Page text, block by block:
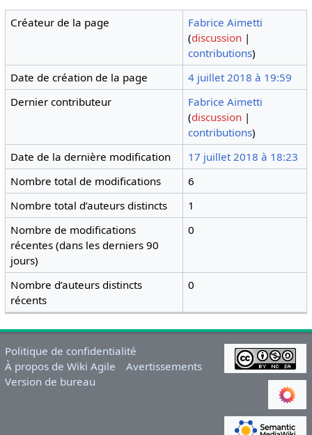
Créateur de la page
Fabrice Aimetti
(discussion |
contributions)
Date de création de la page
4 juillet 2018 à 19:59
Dernier contributeur
Fabrice Aimetti
(discussion |
contributions)
Date de la dernière modification
17 juillet 2018 à 18:23
Nombre total de modifications
6
Nombre total d’auteurs distincts
1
Nombre de modifications
récentes (dans les derniers 90
jours)
0
Nombre d’auteurs distincts
récents
0
Politique de confidentialité
À propos de Wiki Agile
Avertissements
Version de bureau